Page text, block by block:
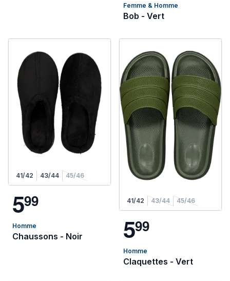
Femme & Homme
Bob - Vert
41/42 43/44 45/46
599
Homme
Chaussons - Noir
41/42 43/44 45/46
599
Homme
Claquettes - Vert